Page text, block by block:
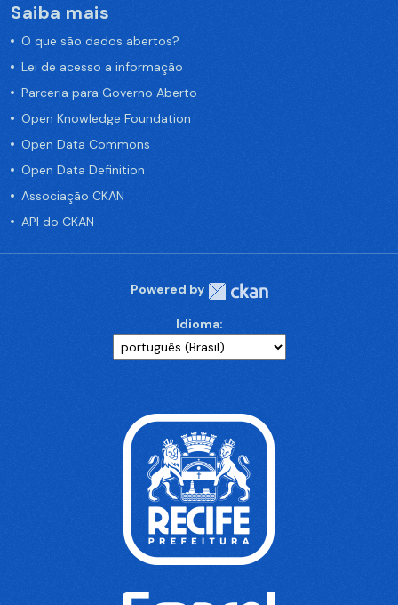
Saiba mais
O que são dados abertos?
Lei de acesso a informação
Parceria para Governo Aberto
Open Knowledge Foundation
Open Data Commons
Open Data Definition
Associação CKAN
API do CKAN
Powered by
Idioma